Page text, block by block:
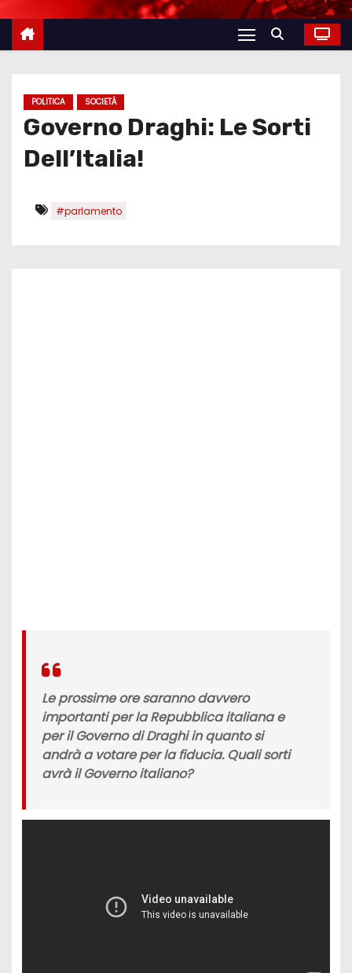
POLITICA SOCIETÀ
Governo Draghi: Le Sorti
Dell’Italia!
#parlamento
Le prossime ore saranno davvero
importanti per laRepubblica italianae
per ilGoverno di Draghiin quanto si
andrà a votare per la fiducia. Quali sorti
avrà il Governo italiano?